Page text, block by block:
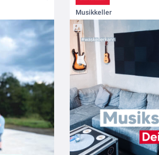
Musikkeller